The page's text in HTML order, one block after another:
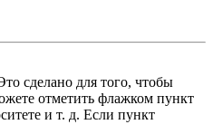
сделано для того, чтобы
отметить флажком пункт
и т. д. Если пункт